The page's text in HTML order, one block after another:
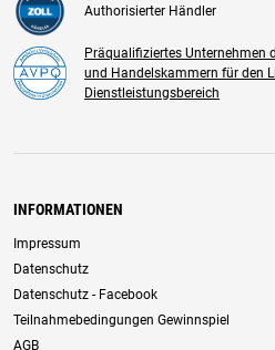
Authorisierter Händler
Präqualifiziertes Unternehmen
und Handelskammern für den
Dienstleistungsbereich
INFORMATIONEN
Impressum
Datenschutz
Datenschutz - Facebook
Teilnahmebedingungen Gewinnspiel
AGB